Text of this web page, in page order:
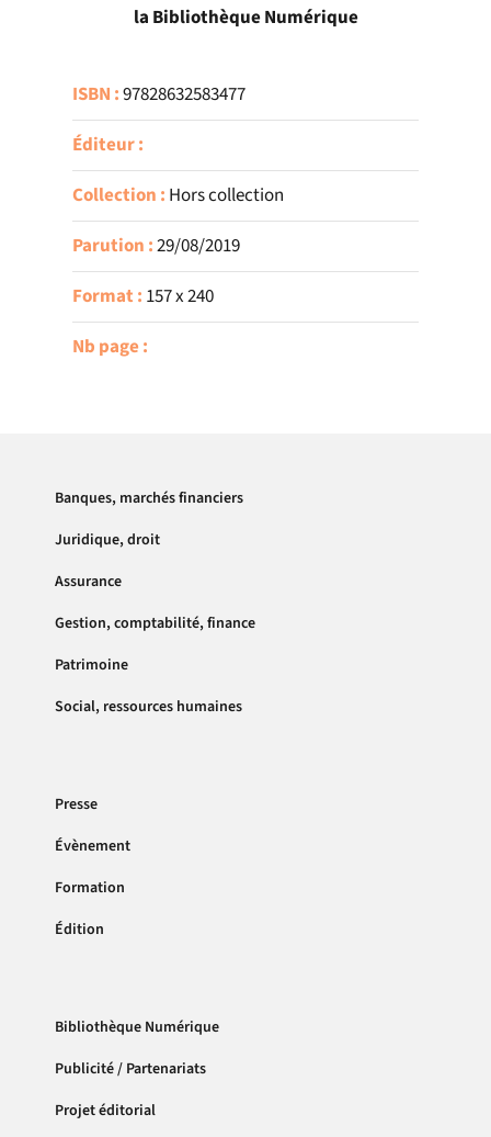
la Bibliothèque Numérique
ISBN :97828632583477
Éditeur :
Collection : Hors collection
Parution :29/08/2019
Format : 157 x 240
Nb page :
Banques, marchés financiers
Juridique, droit
Assurance
Gestion, comptabilité, finance
Patrimoine
Social, ressources humaines
Presse
Évènement
Formation
Édition
Bibliothèque Numérique
Publicité / Partenariats
Projet éditorial